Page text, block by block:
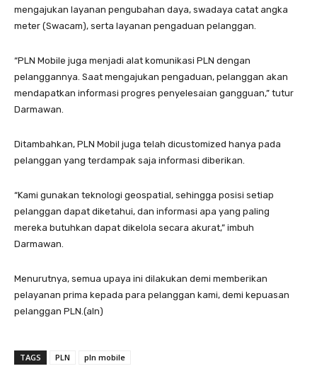
mengajukan layanan pengubahan daya, swadaya catat angka
meter (Swacam), serta layanan pengaduan pelanggan.
“PLN Mobile juga menjadi alat komunikasi PLN dengan
pelanggannya. Saat mengajukan pengaduan, pelanggan akan
mendapatkan informasi progres penyelesaian gangguan,” tutur
Darmawan.
Ditambahkan, PLN Mobil juga telah dicustomized hanya pada
pelanggan yang terdampak saja informasi diberikan.
“Kami gunakan teknologi geospatial, sehingga posisi setiap
pelanggan dapat diketahui, dan informasi apa yang paling
mereka butuhkan dapat dikelola secara akurat,” imbuh
Darmawan.
Menurutnya, semua upaya ini dilakukan demi memberikan
pelayanan prima kepada para pelanggan kami, demi kepuasan
pelanggan PLN.(aln)
TAGS PLN pln mobile